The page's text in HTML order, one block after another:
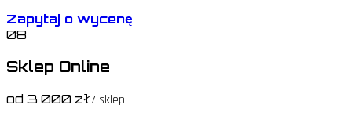
Zapytaj o wycenę
08
Sklep Online
od 3 000 zł/ sklep